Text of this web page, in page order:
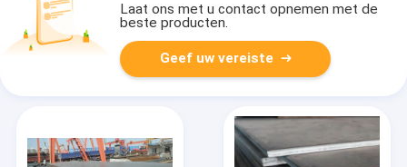
Laat ons met u contact opnemen met de
beste producten.
Geef uw vereiste